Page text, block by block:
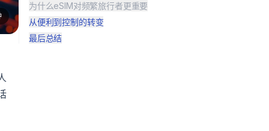
为什么eSIM对频繁旅行者更重要
从便利到控制的转变
最后总结